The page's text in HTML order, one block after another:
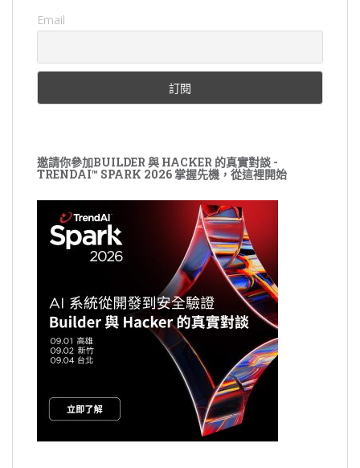
Email
邀請你參加BUILDER 與 HACKER 的真實對談 -
TRENDAI™ SPARK 2026 掌握先機，從這裡開始